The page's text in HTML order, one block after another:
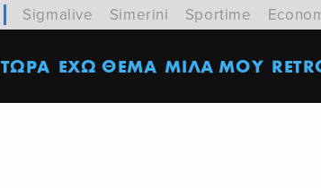
Sigmalive Simerini Sportime
ΤΩΡΑ ΕΧΩ ΘΕΜΑ MΙΛΑ ΜΟΥ